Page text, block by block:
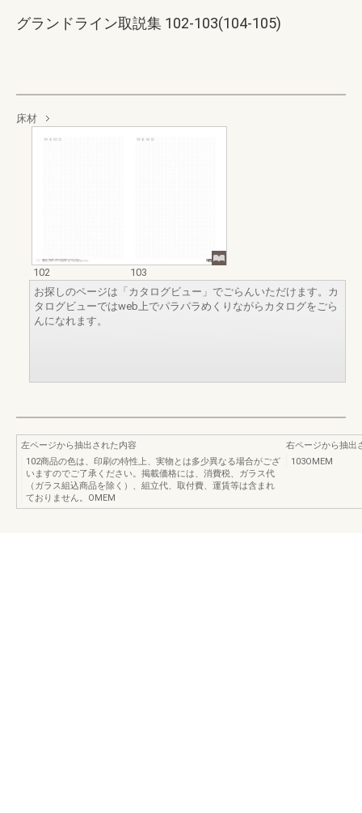
グランドライン取説集 102-103(104-105)
床材
102
103
お探しのページは「カタログビュー」でごらんいただけます。カ
タログビューではweb上でパラパラめくりながらカタログをごら
んになれます。
左ページから抽出された内容
102商品の色は、印刷の特性上、実物とは多少異なる場合がござ
いますのでご了承ください。掲載価格には、消費税、ガラス代
（ガラス組込商品を除く）、組立代、取付費、運賃等は含まれ
ておりません。OMEM
右ページから抽出
103OMEM